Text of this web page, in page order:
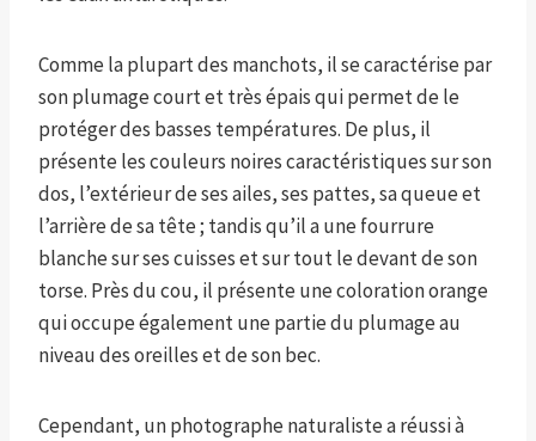
Comme la plupart des manchots, il se caractérise par
son plumage court et très épais qui permet de le
protéger des basses températures. De plus, il
présente les couleurs noires caractéristiques sur son
dos, l’extérieur de ses ailes, ses pattes, sa queue et
l’arrière de sa tête ; tandis qu’il a une fourrure
blanche sur ses cuisses et sur tout le devant de son
torse. Près du cou, il présente une coloration orange
qui occupe également une partie du plumage au
niveau des oreilles et de son bec.
Cependant, un photographe naturaliste a réussi à